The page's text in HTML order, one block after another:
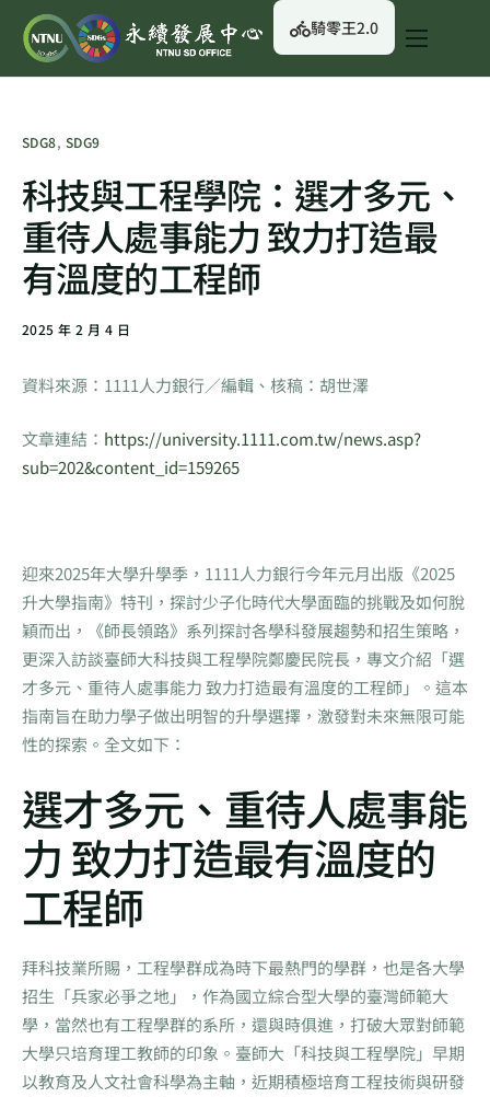
關於我們
永續資訊
校園綠生活
English
騎零王2.0
SDG8, SDG9
科技與工程學院：選才多元、
重待人處事能力 致力打造最
有溫度的工程師
2025 年 2 月 4 日
資料來源：1111人力銀行／編輯、核稿：胡世澤
文章連結： https://university.1111.com.tw/news.asp?
sub=202&content_id=159265
迎來2025年大學升學季，1111人力銀行今年元月出版《2025
升大學指南》特刊，探討少子化時代大學面臨的挑戰及如何脫
穎而出，《師長領路》系列探討各學科發展趨勢和招生策略，
更深入訪談臺師大科技與工程學院鄭慶民院長，專文介紹「選
才多元、重待人處事能力 致力打造最有溫度的工程師」。這本
指南旨在助力學子做出明智的升學選擇，激發對未來無限可能
性的探索。全文如下：
選才多元、重待人處事能
力 致力打造最有溫度的
工程師
拜科技業所賜，工程學群成為時下最熱門的學群，也是各大學
招生「兵家必爭之地」，作為國立綜合型大學的臺灣師範大
學，當然也有工程學群的系所，還與時俱進，打破大眾對師範
大學只培育理工教師的印象。臺師大「科技與工程學院」早期
以教育及人文社會科學為主軸，近期積極培育工程技術與研發